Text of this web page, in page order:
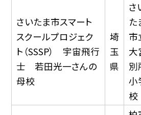
さいたま市スマート
スクールプロジェク
ト（SSSP） 宇宙飛行
士 若田光一さんの
母校
埼
玉
県
さ
た
市
大
別
小
校